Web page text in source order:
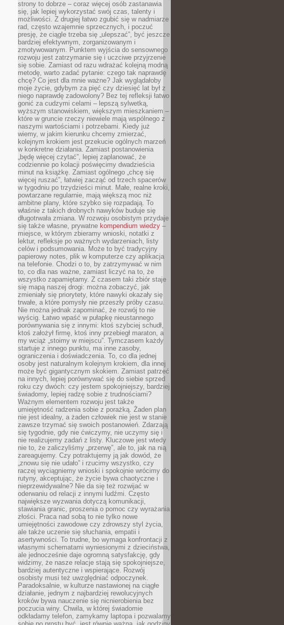
strony to dobrze – coraz więcej osób zastanawia
się, jak lepiej wykorzystać swój czas, talenty i
możliwości. Z drugiej łatwo zgubić się w nadmiarze
rad, często wzajemnie sprzecznych, i poczuć
presję, że ciągle trzeba się „ulepszać”, być jeszcze
bardziej efektywnym, zorganizowanym i
zmotywowanym. Punktem wyjścia do sensownego
rozwoju jest zatrzymanie się i uczciwe przyjrzenie
się sobie. Zamiast od razu wdrażać kolejną modną
metodę, warto zadać pytanie: czego tak naprawdę
chcę? Co jest dla mnie ważne? Jak wyglądałoby
moje życie, gdybym za pięć czy dziesięć lat był z
niego naprawdę zadowolony? Bez tej refleksji łatwo
gonić za cudzymi celami – lepszą sylwetką,
wyższym stanowiskiem, większym mieszkaniem –
które w gruncie rzeczy niewiele mają wspólnego z
naszymi wartościami i potrzebami. Kiedy już
wiemy, w jakim kierunku chcemy zmierzać,
kolejnym krokiem jest przekucie ogólnych marzeń
w konkretne działania. Zamiast postanowienia
„będę więcej czytać”, lepiej zaplanować, że
codziennie po kolacji poświęcimy dwadzieścia
minut na książkę. Zamiast ogólnego „chcę się
więcej ruszać”, łatwiej zacząć od trzech spacerów
w tygodniu po trzydzieści minut. Małe, realne kroki,
powtarzane regularnie, mają większą moc niż
ambitne plany, które szybko się rozpadają. To
właśnie z takich drobnych nawyków buduje się
długotrwała zmiana. W rozwoju osobistym przydaje
się także własne, prywatne kompendium wiedzy –
miejsce, w którym zbieramy wnioski, notatki z
lektur, refleksje po ważnych wydarzeniach, listy
celów i podsumowania. Może to być tradycyjny
papierowy notes, plik w komputerze czy aplikacja
na telefonie. Chodzi o to, by zatrzymywać w nim
to, co dla nas ważne, zamiast liczyć na to, że
wszystko zapamiętamy. Z czasem taki zbiór staje
się mapą naszej drogi: można zobaczyć, jak
zmieniały się priorytety, które nawyki okazały się
trwałe, a które pomysły nie przeszły próby czasu.
Nie można jednak zapominać, że rozwój to nie
wyścig. Łatwo wpaść w pułapkę nieustannego
porównywania się z innymi: ktoś szybciej schudł,
ktoś założył firmę, ktoś inny przebiegł maraton, a
my wciąż „stoimy w miejscu”. Tymczasem każdy
startuje z innego punktu, ma inne zasoby,
ograniczenia i doświadczenia. To, co dla jednej
osoby jest naturalnym kolejnym krokiem, dla innej
może być gigantycznym skokiem. Zamiast patrzeć
na innych, lepiej porównywać się do siebie sprzed
roku czy dwóch: czy jestem spokojniejszy, bardziej
świadomy, lepiej radzę sobie z trudnościami?
Ważnym elementem rozwoju jest także
umiejętność radzenia sobie z porażką. Żaden plan
nie jest idealny, a żaden człowiek nie jest w stanie
zawsze trzymać się swoich postanowień. Zdarzają
się tygodnie, gdy nie ćwiczymy, nie uczymy się i
nie realizujemy zadań z listy. Kluczowe jest wtedy
nie to, że zaliczyliśmy „przerwę”, ale to, jak na nią
zareagujemy. Czy potraktujemy ją jak dowód, że
„znowu się nie udało” i rzucimy wszystko, czy
raczej wyciągniemy wnioski i spokojnie wrócimy do
rutyny, akceptując, że życie bywa chaotyczne i
nieprzewidywalne? Nie da się też rozwijać w
oderwaniu od relacji z innymi ludźmi. Często
największe wyzwania dotyczą komunikacji,
stawiania granic, proszenia o pomoc czy wyrażania
złości. Praca nad sobą to nie tylko nowe
umiejętności zawodowe czy zdrowszy styl życia,
ale także uczenie się słuchania, empatii i
asertywności. To trudne, bo wymaga konfrontacji z
własnymi schematami wyniesionymi z dzieciństwa,
ale jednocześnie daje ogromną satysfakcję, gdy
widzimy, że nasze relacje stają się spokojniejsze,
bardziej autentyczne i wspierające. Rozwój
osobisty musi też uwzględniać odpoczynek.
Paradoksalnie, w kulturze nastawionej na ciągłe
działanie, jednym z najbardziej rewolucyjnych
kroków bywa nauczenie się nicnierobienia bez
poczucia winy. Chwila, w której świadomie
odkładamy telefon, zamykamy laptopa i pozwalamy